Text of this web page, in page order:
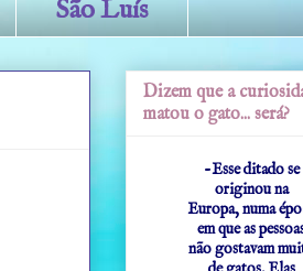
São Luís
Dizem que a
matou o gato... será?
-Esse ditado se
originou na
Europa, numa
em que as
não gostavam